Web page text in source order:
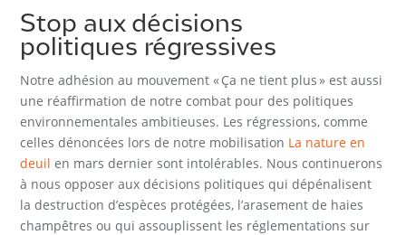
Stop aux décisions
politiques régressives
Notre adhésion au mouvement « Ça ne tient plus » est aussi
une réaffirmation de notre combat pour des politiques
environnementales ambitieuses. Les régressions, comme
celles dénoncées lors de notre mobilisation La nature en
deuil en mars dernier sont intolérables. Nous continuerons
à nous opposer aux décisions politiques qui dépénalisent
la destruction d’espèces protégées, l’arasement de haies
champêtres ou qui assouplissent les réglementations sur